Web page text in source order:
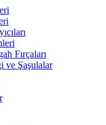
Fırçaları
ve Şaşulalar